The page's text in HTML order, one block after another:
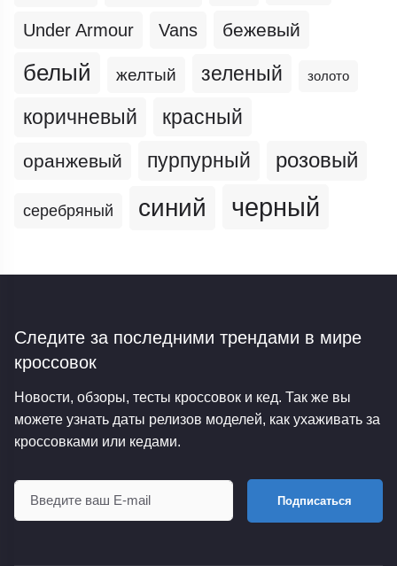
Under Armour Vans бежевый
белый желтый зеленый золото
коричневый красный
оранжевый пурпурный розовый
серебряный синий черный
Следите за последними трендами в мире
кроссовок
Новости, обзоры, тесты кроссовок и кед. Так же вы
можете узнать даты релизов моделей, как ухаживать за
кроссовками или кедами.
Подписаться